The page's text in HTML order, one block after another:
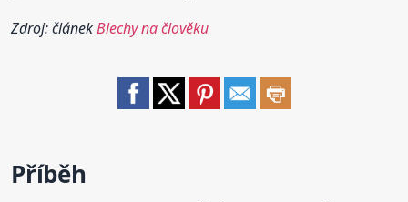
Zdroj: článekBlechy na člověku
Příběh